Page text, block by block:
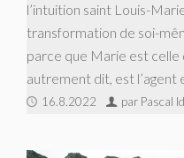
l’intuition saint Louis-
transformation de soi-
parce que Marie est celle
autrement dit, est l’agent
16.8.2022 par Pascal